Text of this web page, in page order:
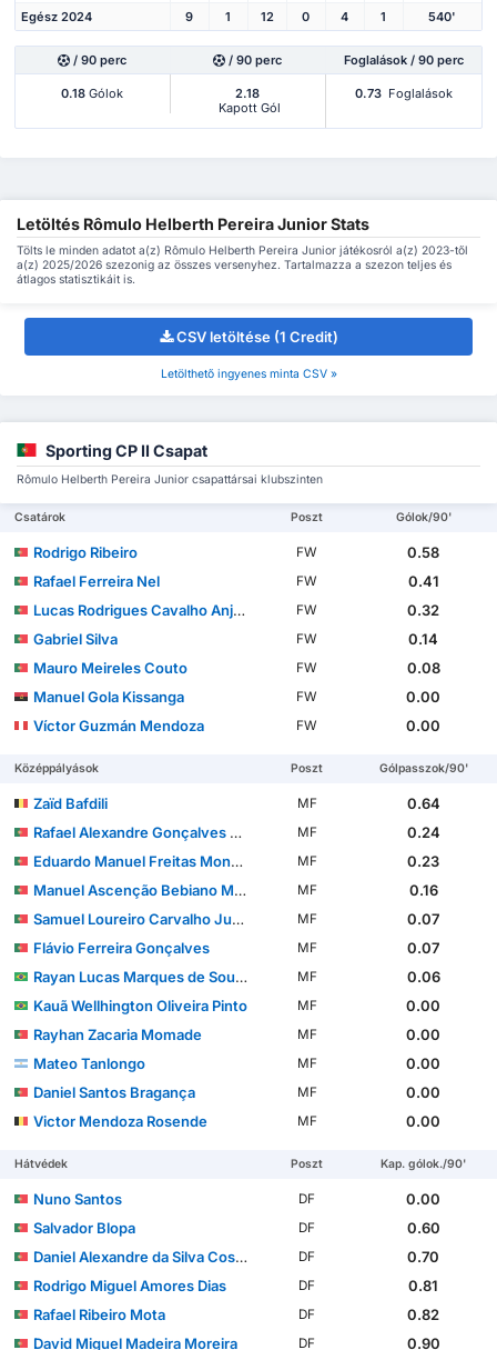
Egész 2024 9 1 12 0 4 1 540'
/ 90 perc / 90 perc Foglalások / 90 perc
0.18 Gólok
2.18
Kapott Gól
0.73 Foglalások
Letöltés Rômulo Helberth Pereira Junior Stats
Tölts le minden adatot a(z) Rômulo Helberth Pereira Junior játékosról a(z) 2023-től
a(z) 2025/2026 szezonig az összes versenyhez. Tartalmazza a szezon teljes és
átlagos statisztikáit is.
CSV letöltése (1 Credit)
Letölthető ingyenes minta CSV »
Sporting CP II Csapat
Rômulo Helberth Pereira Junior csapattársai klubszinten
Csatárok Poszt Gólok/90'
Rodrigo Ribeiro FW
0.58
Rafael Ferreira Nel
FW
0.41
Lucas Rodrigues Cavalho Anjos
FW
0.32
Gabriel Silva
FW
0.14
Mauro Meireles Couto
FW
0.08
Manuel Gola Kissanga
FW
0.00
Víctor Guzmán Mendoza
FW 0.00
Középpályások Poszt Gólpasszok/90'
Zaïd Bafdili MF
0.64
Rafael Alexandre Gonçalves Besugo
MF
0.24
Eduardo Manuel Freitas Monteiro Ferreira Felicíssimo
MF
0.23
Manuel Ascenção Bebiano Mendonça
MF
0.16
Samuel Loureiro Carvalho Justo
MF
0.07
Flávio Ferreira Gonçalves
MF
0.07
Rayan Lucas Marques de Souza
MF
0.06
Kauã Wellhington Oliveira Pinto
MF
0.00
Rayhan Zacaria Momade
MF
0.00
Mateo Tanlongo
MF
0.00
Daniel Santos Bragança
MF
0.00
Victor Mendoza Rosende
MF 0.00
Hátvédek Poszt Kap. gólok./90'
Nuno Santos DF
0.00
Salvador Blopa
DF
0.60
Daniel Alexandre da Silva Costa
DF
0.70
Rodrigo Miguel Amores Dias
DF
0.81
Rafael Ribeiro Mota
DF
0.82
David Miguel Madeira Moreira
DF
0.90